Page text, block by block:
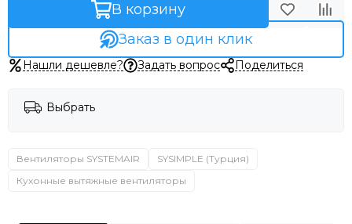
В корзину
Заказ в один клик
Нашли дешевле? Задать вопрос Поделиться
Выбрать
Вентиляторы SYSTEMAIR
SYSIMPLE (Турция)
Кухонные вытяжные вентиляторы